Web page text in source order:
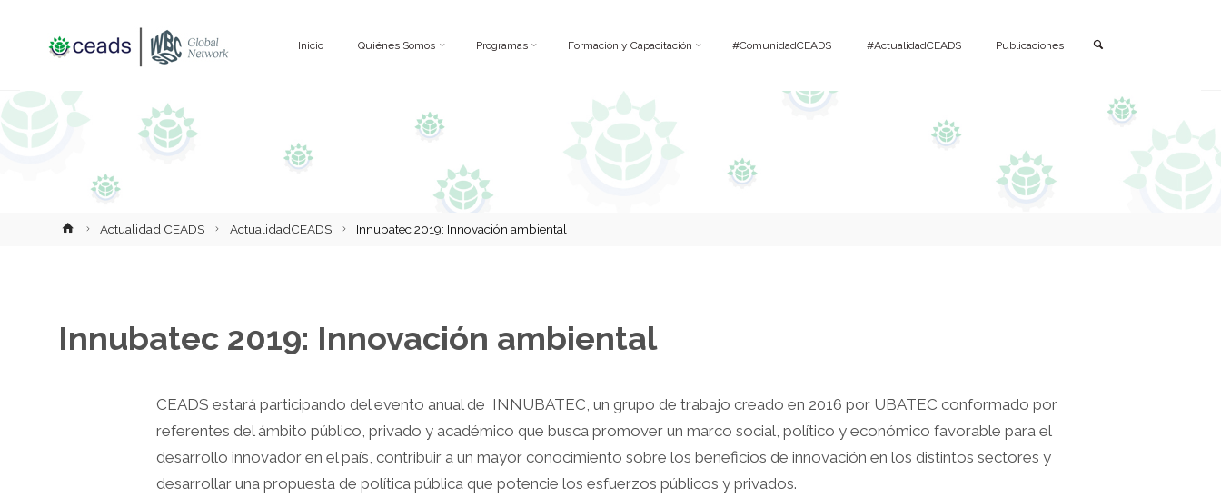
Inicio Quiénes Somos Programas Formación y Capacitación #ComunidadCEADS #ActualidadCEADS Publicaciones
InicioActualidad CEADS ActualidadCEADS Innubatec 2019: Innovación ambiental
Innubatec 2019: Innovación ambiental
CEADS estará participando del evento anual de INNUBATEC, un grupo de trabajo creado en 2016 por UBATEC conformado por
referentes del ámbito público, privado y académico que busca promover un marco social, político y económico favorable para el
desarrollo innovador en el país, contribuir a un mayor conocimiento sobre los beneficios de innovación en los distintos sectores y
desarrollar una propuesta de política pública que potencie los esfuerzos públicos y privados.